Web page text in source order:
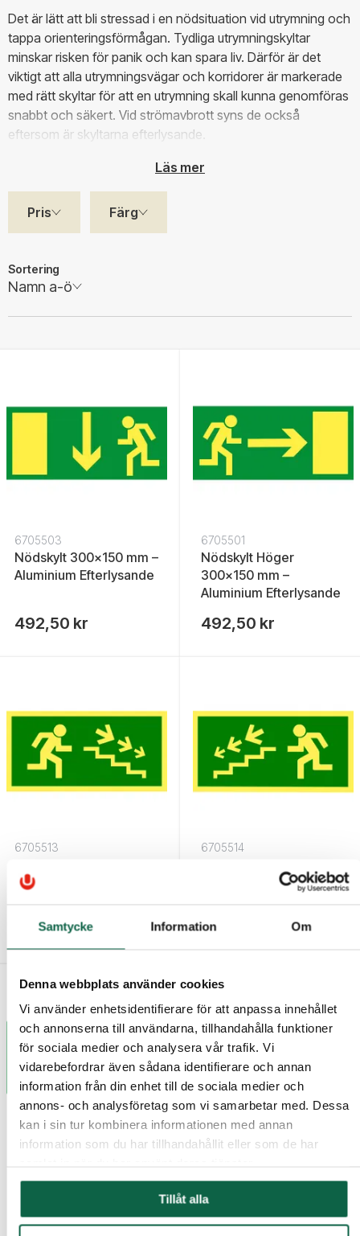
Samtycke Information Om
Denna webbplats använder cookies
Vi använder enhetsidentifierare för att anpassa innehållet
och annonserna till användarna, tillhandahålla funktioner
för sociala medier och analysera vår trafik. Vi
vidarebefordrar även sådana identifierare och annan
information från din enhet till de sociala medier och
annons- och analysföretag som vi samarbetar med. Dessa
kan i sin tur kombinera informationen med annan
information som du har tillhandahållit eller som de har
Tillåt alla
Det är lätt att bli stressad i en nödsituation vid utrymning och
tappa orienteringsförmågan. Tydliga utrymningskyltar
minskar risken för panik och kan spara liv. Därför är det
viktigt att alla utrymningsvägar och korridorer är markerade
med rätt skyltar för att en utrymning skall kunna genomföras
snabbt och säkert. Vid strömavbrott syns de också
eftersom är skyltarna efterlysande.
Läs mer
Pris Färg
Sortering
Namn a-ö
6705503
Nödskylt 300x150 mm –
Aluminium Efterlysande
492,50 kr
6705501
Nödskylt Höger
300x150 mm –
Aluminium Efterlysande
492,50 kr
6705513
Ned 300x150 mm
492,50 kr
6705514
Vänster Ned 300x150
492,50 kr
492,50 kr 136,25 kr